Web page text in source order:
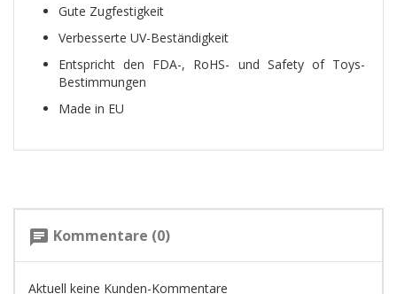
Gute Zugfestigkeit
Verbesserte UV-Beständigkeit
Entspricht den FDA-, RoHS- und Safety of Toys-
Bestimmungen
Made in EU
chat Kommentare (0)
Aktuell keine Kunden-Kommentare